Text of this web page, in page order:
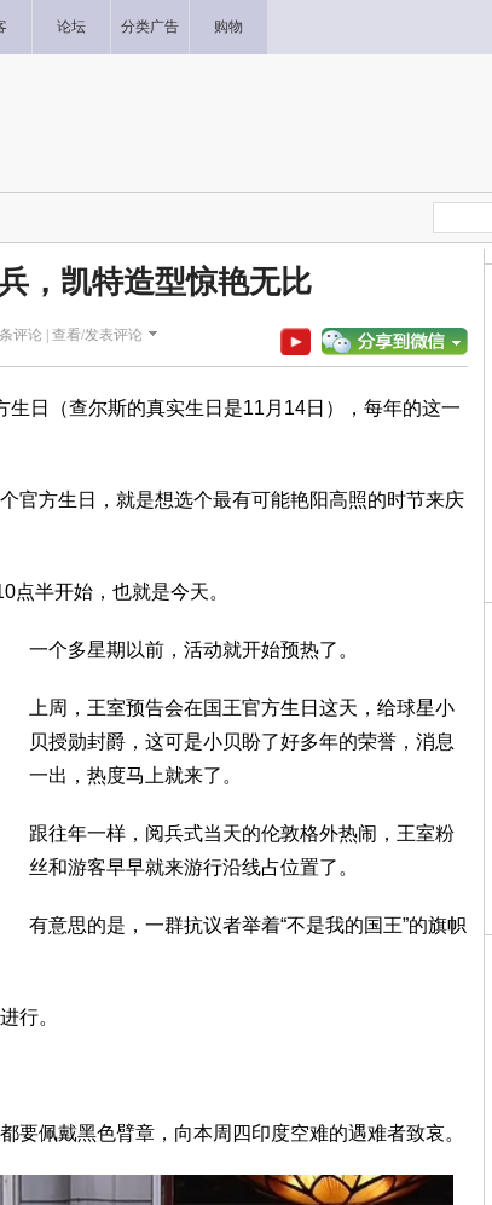
论坛 分类广告 购物
，凯特造型惊艳无比
条评论 | 查看/发表评论
日（查尔斯的真实生日是11月14日），每年的这一
官方生日，就是想选个最有可能艳阳高照的时节来庆
点半开始，也就是今天。
一个多星期以前，活动就开始预热了。
上周，王室预告会在国王官方生日这天，给球星小
贝授勋封爵，这可是小贝盼了好多年的荣誉，消息
一出，热度马上就来了。
跟往年一样，阅兵式当天的伦敦格外热闹，王室粉
丝和游客早早就来游行沿线占位置了。
有意思的是，一群抗议者举着“不是我的国王”的旗帜
行。
要佩戴黑色臂章，向本周四印度空难的遇难者致哀。